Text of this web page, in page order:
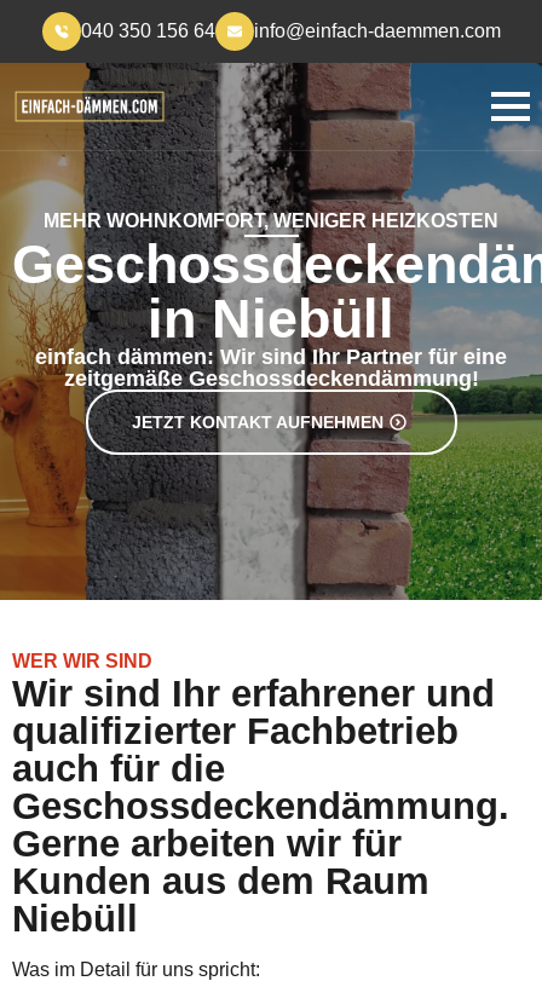
040 350 156 64 info@einfach-daemmen.com
MEHR WOHNKOMFORT, WENIGER HEIZKOSTEN
in Niebüll
einfach dämmen: Wir sind Ihr Partner für eine
zeitgemäße Geschossdeckendämmung!
JETZT KONTAKT AUFNEHMEN
WER WIR SIND
Wir sind Ihr erfahrener und
qualifizierter Fachbetrieb
auch für die
Geschossdeckendämmung.
Gerne arbeiten wir für
Kunden aus dem Raum
Niebüll
Was im Detail für uns spricht: